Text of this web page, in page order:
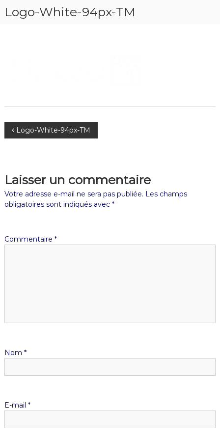
Logo-White-94px-TM
Logo-White-94px-TM
Laisser un commentaire
Votre adresse e-mail ne sera pas publiée. Les champs
obligatoires sont indiqués avec *
Commentaire *
Nom *
E-mail *